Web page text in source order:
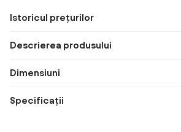
Istoricul prețurilor
Descrierea produsului
Dimensiuni
Specificații